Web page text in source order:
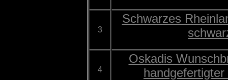
3
Schwarzes
4
Oskadis